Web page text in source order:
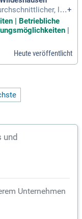
lei
bis zu 30 Tage U
(25%, 50%, 75%,
(Betrieblich
+
| Betriebliche
Heute veröffentlicht
und
Unternehmen